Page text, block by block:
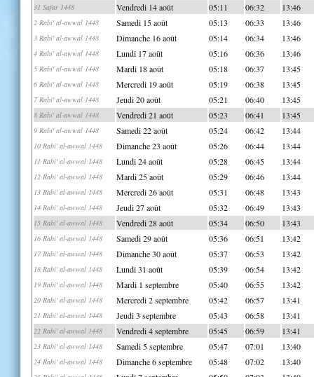
31 Safar 1448 Vendredi 14 août 05:11 06:32 13:46
2 Rabi' al-awwal 1448 Samedi 15 août 05:13 06:33 13:46
3 Rabi' al-awwal 1448 Dimanche 16 août 05:14 06:34 13:46
4 Rabi' al-awwal 1448 Lundi 17 août 05:16 06:36 13:46
5 Rabi' al-awwal 1448 Mardi 18 août 05:18 06:37 13:45
6 Rabi' al-awwal 1448 Mercredi 19 août 05:19 06:38 13:45
7 Rabi' al-awwal 1448 Jeudi 20 août 05:21 06:40 13:45
8 Rabi' al-awwal 1448 Vendredi 21 août 05:23 06:41 13:45
9 Rabi' al-awwal 1448 Samedi 22 août 05:24 06:42 13:44
10 Rabi' al-awwal 1448 Dimanche 23 août 05:26 06:44 13:44
11 Rabi' al-awwal 1448 Lundi 24 août 05:28 06:45 13:44
12 Rabi' al-awwal 1448 Mardi 25 août 05:29 06:46 13:44
13 Rabi' al-awwal 1448 Mercredi 26 août 05:31 06:48 13:43
14 Rabi' al-awwal 1448 Jeudi 27 août 05:32 06:49 13:43
15 Rabi' al-awwal 1448 Vendredi 28 août 05:34 06:50 13:43
16 Rabi' al-awwal 1448 Samedi 29 août 05:36 06:51 13:42
17 Rabi' al-awwal 1448 Dimanche 30 août 05:37 06:53 13:42
18 Rabi' al-awwal 1448 Lundi 31 août 05:39 06:54 13:42
19 Rabi' al-awwal 1448 Mardi 1 septembre 05:40 06:55 13:42
20 Rabi' al-awwal 1448 Mercredi 2 septembre 05:42 06:57 13:41
21 Rabi' al-awwal 1448 Jeudi 3 septembre 05:43 06:58 13:41
22 Rabi' al-awwal 1448 Vendredi 4 septembre 05:45 06:59 13:41
23 Rabi' al-awwal 1448 Samedi 5 septembre 05:47 07:01 13:40
24 Rabi' al-awwal 1448 Dimanche 6 septembre 05:48 07:02 13:40